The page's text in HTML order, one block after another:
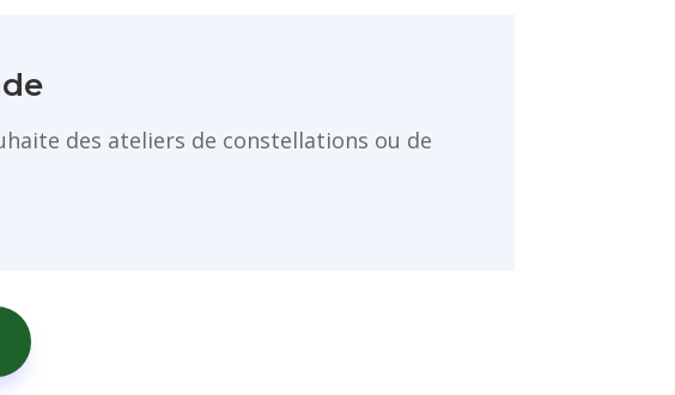
des ateliers de constellations ou de